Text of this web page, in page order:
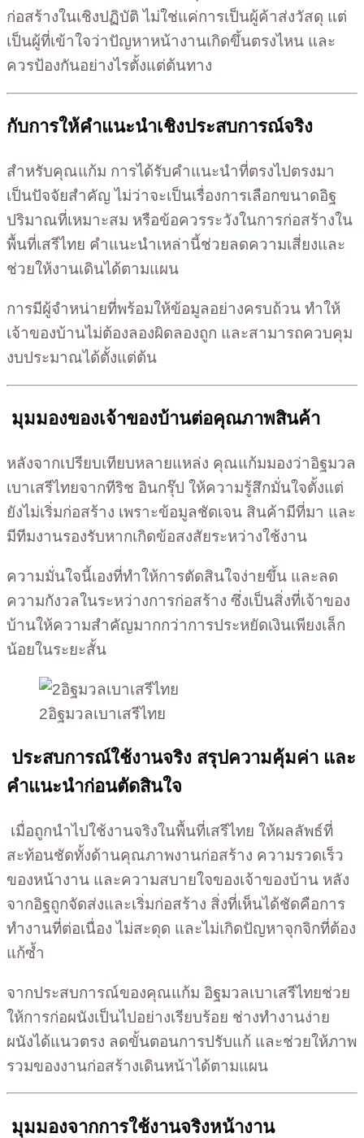
ก่อสร้างในเชิงปฏิบัติ ไม่ใช่แค่การเป็นผู้ค้าส่งวัสดุ แต่
เป็นผู้ที่เข้าใจว่าปัญหาหน้างานเกิดขึ้นตรงไหน และ
ควรป้องกันอย่างไรตั้งแต่ต้นทาง
กับการให้คำแนะนำเชิงประสบการณ์จริง
สำหรับคุณแก้ม การได้รับคำแนะนำที่ตรงไปตรงมา
เป็นปัจจัยสำคัญ ไม่ว่าจะเป็นเรื่องการเลือกขนาดอิฐ
ปริมาณที่เหมาะสม หรือข้อควรระวังในการก่อสร้างใน
พื้นที่เสรีไทย คำแนะนำเหล่านี้ช่วยลดความเสี่ยงและ
ช่วยให้งานเดินได้ตามแผน
การมีผู้จำหน่ายที่พร้อมให้ข้อมูลอย่างครบถ้วน ทำให้
เจ้าของบ้านไม่ต้องลองผิดลองถูก และสามารถควบคุม
งบประมาณได้ตั้งแต่ต้น
มุมมองของเจ้าของบ้านต่อคุณภาพสินค้า
หลังจากเปรียบเทียบหลายแหล่ง คุณแก้มมองว่าอิฐมวล
เบาเสรีไทยจากทีริช อินกรุ๊ป ให้ความรู้สึกมั่นใจตั้งแต่
ยังไม่เริ่มก่อสร้าง เพราะข้อมูลชัดเจน สินค้ามีที่มา และ
มีทีมงานรองรับหากเกิดข้อสงสัยระหว่างใช้งาน
ความมั่นใจนี้เองที่ทำให้การตัดสินใจง่ายขึ้น และลด
ความกังวลในระหว่างการก่อสร้าง ซึ่งเป็นสิ่งที่เจ้าของ
บ้านให้ความสำคัญมากกว่าการประหยัดเงินเพียงเล็ก
น้อยในระยะสั้น
2อิฐมวลเบาเสรีไทย
ประสบการณ์ใช้งานจริง สรุปความคุ้มค่า และ
คำแนะนำก่อนตัดสินใจ
เมื่อถูกนำไปใช้งานจริงในพื้นที่เสรีไทย ให้ผลลัพธ์ที่
สะท้อนชัดทั้งด้านคุณภาพงานก่อสร้าง ความรวดเร็ว
ของหน้างาน และความสบายใจของเจ้าของบ้าน หลัง
จากอิฐถูกจัดส่งและเริ่มก่อสร้าง สิ่งที่เห็นได้ชัดคือการ
ทำงานที่ต่อเนื่อง ไม่สะดุด และไม่เกิดปัญหาจุกจิกที่ต้อง
แก้ซ้ำ
จากประสบการณ์ของคุณแก้ม อิฐมวลเบาเสรีไทยช่วย
ให้การก่อผนังเป็นไปอย่างเรียบร้อย ช่างทำงานง่าย
ผนังได้แนวตรง ลดขั้นตอนการปรับแก้ และช่วยให้ภาพ
รวมของงานก่อสร้างเดินหน้าได้ตามแผน
มุมมองจากการใช้งานจริงหน้างาน